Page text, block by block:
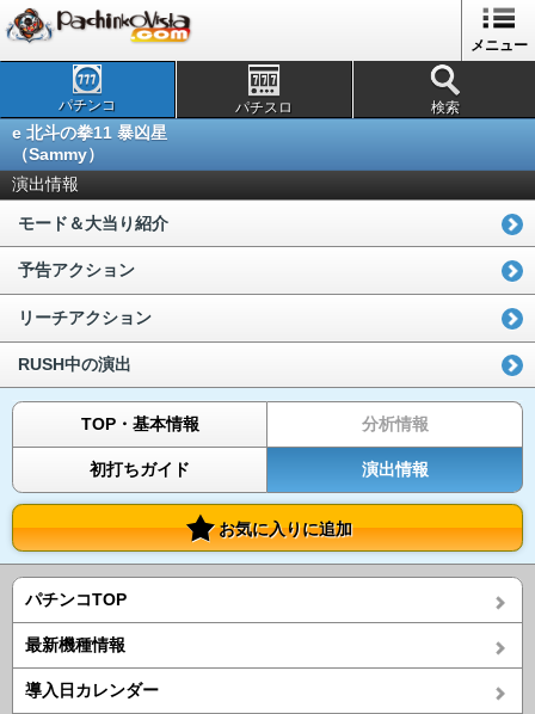
メニュー
パチンコ パチスロ 検索
e 北斗の拳11 暴凶星
（Sammy）
演出情報
モード＆大当り紹介
予告アクション
リーチアクション
RUSH中の演出
TOP・基本情報 分析情報
初打ちガイド 演出情報
お気に入りに追加
パチンコTOP
最新機種情報
導入日カレンダー